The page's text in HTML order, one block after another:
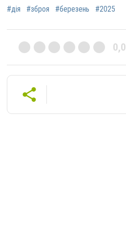
#дія #зброя #березень #2025
0,0